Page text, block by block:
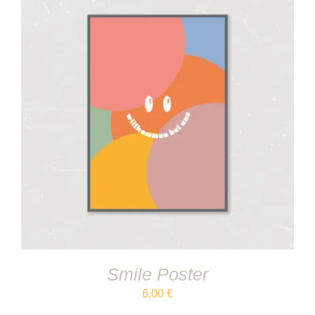
IN DEN WARENKORB /
Smile Poster
6,00 €